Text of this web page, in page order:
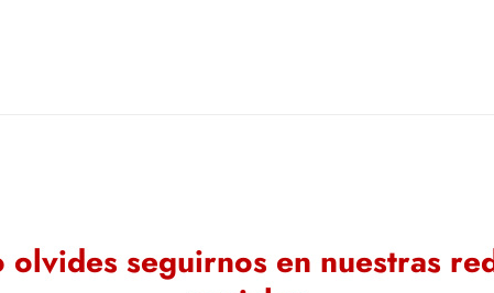
olvides seguirnos en nuestras